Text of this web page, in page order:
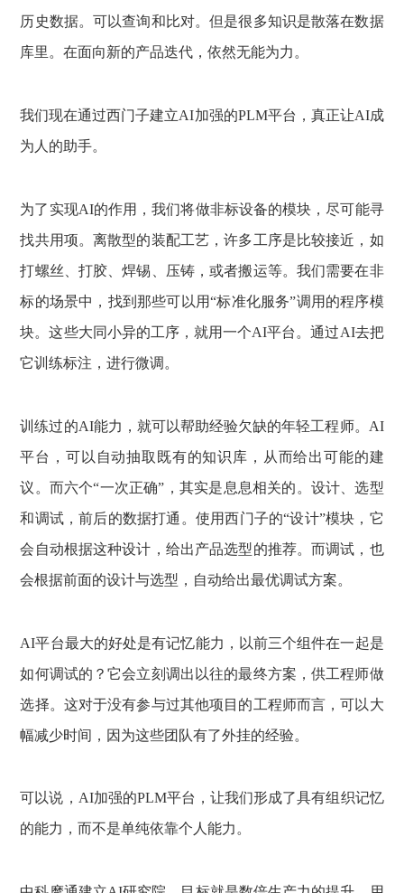
历史数据。可以查询和比对。但是很多知识是散落在数据
库里。在面向新的产品迭代，依然无能为力。
我们现在通过西门子建立AI加强的PLM平台，真正让AI成
为人的助手。
为了实现AI的作用，我们将做非标设备的模块，尽可能寻
找共用项。离散型的装配工艺，许多工序是比较接近，如
打螺丝、打胶、焊锡、压铸，或者搬运等。我们需要在非
标的场景中，找到那些可以用“标准化服务”调用的程序模
块。这些大同小异的工序，就用一个AI平台。通过AI去把
它训练标注，进行微调。
训练过的AI能力，就可以帮助经验欠缺的年轻工程师。AI
平台，可以自动抽取既有的知识库，从而给出可能的建
议。而六个“一次正确”，其实是息息相关的。设计、选型
和调试，前后的数据打通。使用西门子的“设计”模块，它
会自动根据这种设计，给出产品选型的推荐。而调试，也
会根据前面的设计与选型，自动给出最优调试方案。
AI平台最大的好处是有记忆能力，以前三个组件在一起是
如何调试的？它会立刻调出以往的最终方案，供工程师做
选择。这对于没有参与过其他项目的工程师而言，可以大
幅减少时间，因为这些团队有了外挂的经验。
可以说，AI加强的PLM平台，让我们形成了具有组织记忆
的能力，而不是单纯依靠个人能力。